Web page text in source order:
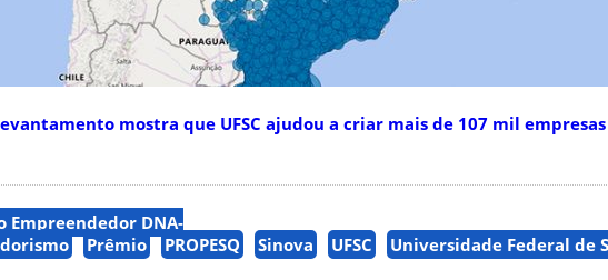
mostra que UFSC ajudou a criar mais de 107 mil
Empreendedor DNA-
Prêmio PROPESQ Sinova UFSC
Universidade Federal de